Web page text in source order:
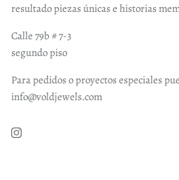
resultado piezas únicas e historias
Calle 79b # 7-3
segundo piso
Para pedidos o proyectos especiales
info@voldjewels.com
Instagram